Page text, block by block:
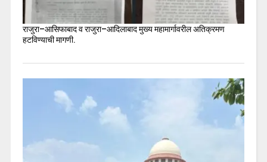
राजुरा–आसिफाबाद व राजुरा–आदिलाबाद मुख्य महामार्गावरील अतिक्रमण
हटविण्याची मागणी.